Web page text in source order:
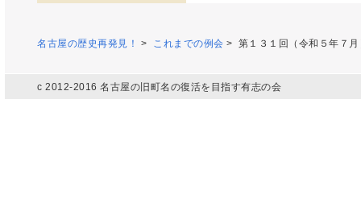
名古屋の歴史再発見！ > これまでの例会 > 第１３１回（令和５年７月
c 2012-2016 名古屋の旧町名の復活を目指す有志の会